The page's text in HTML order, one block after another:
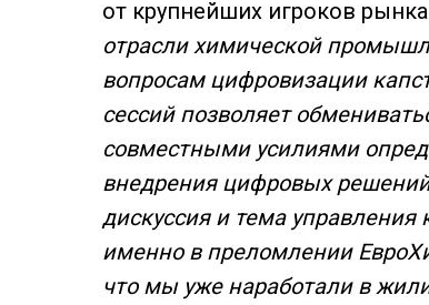
от крупнейших игроков
отрасли химической
вопросам цифровизации
сессий позволяет
совместными усилиями
внедрения цифровых
дискуссия и тема
именно в преломлении
что мы уже наработали в